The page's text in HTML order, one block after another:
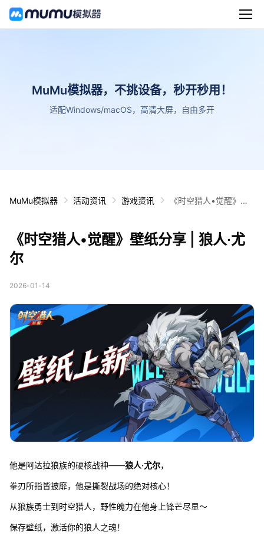
MuMu模拟器，不挑设备，秒开秒用！
适配Windows/macOS，高清大屏，自由多开
MuMu模拟器 活动资讯 游戏资讯
《时空猎人•觉醒》壁
《时空猎人•觉醒》壁纸分享 | 狼人·尤
尔
2026-01-14
他是阿达拉狼族的硬核战神——狼人·尤尔，
拳刃所指皆披靡，他是撕裂战场的绝对核心！
从狼族勇士到时空猎人，野性魄力在他身上锋芒尽显～
保存壁纸，激活你的狼人之魂！